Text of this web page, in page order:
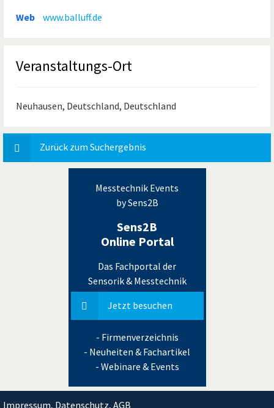
Web www.balluff.de
Veranstaltungs-Ort
Neuhausen, Deutschland, Deutschland
Zurück zum Suchergebnis
Messtechnik Events
by Sens2B
Sens2B
Online Portal
Das Fachportal der
Sensorik & Messtechnik
Jetzt besuchen
- Firmenverzeichnis
- Neuheiten & Fachartikel
- Webinare & Events
Impressum, Datenschutz, AGB